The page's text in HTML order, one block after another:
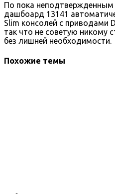
По пока
дашбоард 13141
Slim консолей с приводами
так что не советую никому
без лишней необходимости.
Похожие темы